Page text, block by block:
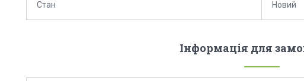
Стан Новий
Інформація для